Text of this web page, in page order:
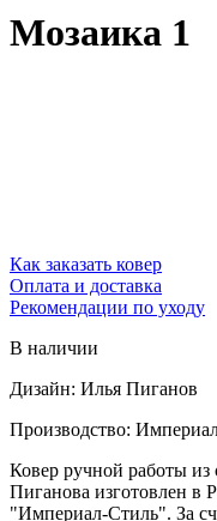
Мозаика 1
Как заказать ковер
Оплата и доставка
Рекомендации по уходу
В наличии
Дизайн: Илья Пиганов
Производство:
Ковер ручной работы из
Пиганова изготовлен в
"Империал-Стиль". За